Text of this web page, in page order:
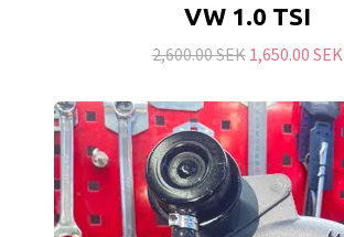
VW 1.0 TSI
2,600.00 SEK 1,650.00 SEK